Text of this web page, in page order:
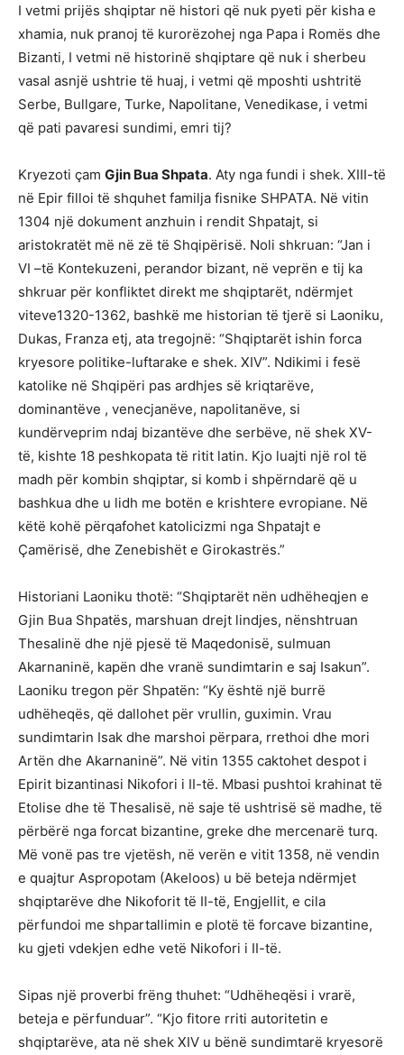
I vetmi prijës shqiptar në histori që nuk pyeti për kisha e
xhamia, nuk pranoj të kurorëzohej nga Papa i Romës dhe
Bizanti, I vetmi në historinë shqiptare që nuk i sherbeu
vasal asnjë ushtrie të huaj, i vetmi që mposhti ushtritë
Serbe, Bullgare, Turke, Napolitane, Venedikase, i vetmi
që pati pavaresi sundimi, emri tij?
Kryezoti çam Gjin Bua Shpata. Aty nga fundi i shek. XIII-të
në Epir filloi të shquhet familja fisnike SHPATA. Në vitin
1304 një dokument anzhuin i rendit Shpatajt, si
aristokratët më në zë të Shqipërisë. Noli shkruan: “Jan i
VI –të Kontekuzeni, perandor bizant, në veprën e tij ka
shkruar për konfliktet direkt me shqiptarët, ndërmjet
viteve1320-1362, bashkë me historian të tjerë si Laoniku,
Dukas, Franza etj, ata tregojnë: “Shqiptarët ishin forca
kryesore politike-luftarake e shek. XIV”. Ndikimi i fesë
katolike në Shqipëri pas ardhjes së kriqtarëve,
dominantëve , venecjanëve, napolitanëve, si
kundërveprim ndaj bizantëve dhe serbëve, në shek XV-
të, kishte 18 peshkopata të ritit latin. Kjo luajti një rol të
madh për kombin shqiptar, si komb i shpërndarë që u
bashkua dhe u lidh me botën e krishtere evropiane. Në
këtë kohë përqafohet katolicizmi nga Shpatajt e
Çamërisë, dhe Zenebishët e Girokastrës.”
Historiani Laoniku thotë: “Shqiptarët nën udhëheqjen e
Gjin Bua Shpatës, marshuan drejt lindjes, nënshtruan
Thesalinë dhe një pjesë të Maqedonisë, sulmuan
Akarnaninë, kapën dhe vranë sundimtarin e saj Isakun”.
Laoniku tregon për Shpatën: “Ky është një burrë
udhëheqës, që dallohet për vrullin, guximin. Vrau
sundimtarin Isak dhe marshoi përpara, rrethoi dhe mori
Artën dhe Akarnaninë”. Në vitin 1355 caktohet despot i
Epirit bizantinasi Nikofori i II-të. Mbasi pushtoi krahinat të
Etolise dhe të Thesalisë, në saje të ushtrisë së madhe, të
përbërë nga forcat bizantine, greke dhe mercenarë turq.
Më vonë pas tre vjetësh, në verën e vitit 1358, në vendin
e quajtur Aspropotam (Akeloos) u bë beteja ndërmjet
shqiptarëve dhe Nikoforit të II-të, Engjellit, e cila
përfundoi me shpartallimin e plotë të forcave bizantine,
ku gjeti vdekjen edhe vetë Nikofori i II-të.
Sipas një proverbi frëng thuhet: “Udhëheqësi i vrarë,
beteja e përfunduar”. “Kjo fitore rriti autoritetin e
shqiptarëve, ata në shek XIV u bënë sundimtarë kryesorë